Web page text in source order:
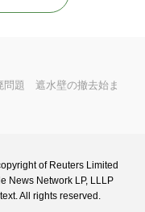
問題 遮水壁の撤去始ま
of Reuters Limited
News Network LP, LLLP
All rights reserved.